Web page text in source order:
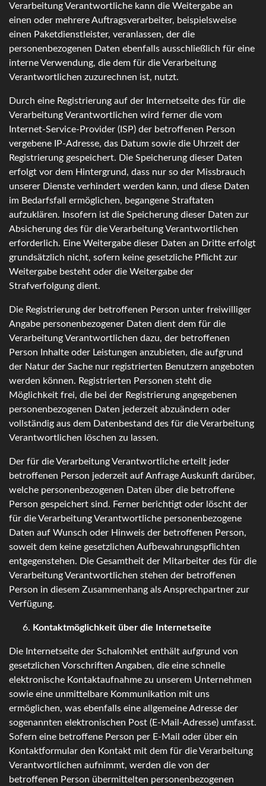
Verarbeitung Verantwortliche kann die Weitergabe an
einen oder mehrere Auftragsverarbeiter, beispielsweise
einen Paketdienstleister, veranlassen, der die
personenbezogenen Daten ebenfalls ausschließlich für eine
interne Verwendung, die dem für die Verarbeitung
Verantwortlichen zuzurechnen ist, nutzt.
Durch eine Registrierung auf der Internetseite des für die
Verarbeitung Verantwortlichen wird ferner die vom
Internet-Service-Provider (ISP) der betroffenen Person
vergebene IP-Adresse, das Datum sowie die Uhrzeit der
Registrierung gespeichert. Die Speicherung dieser Daten
erfolgt vor dem Hintergrund, dass nur so der Missbrauch
unserer Dienste verhindert werden kann, und diese Daten
im Bedarfsfall ermöglichen, begangene Straftaten
aufzuklären. Insofern ist die Speicherung dieser Daten zur
Absicherung des für die Verarbeitung Verantwortlichen
erforderlich. Eine Weitergabe dieser Daten an Dritte erfolgt
grundsätzlich nicht, sofern keine gesetzliche Pflicht zur
Weitergabe besteht oder die Weitergabe der
Strafverfolgung dient.
Die Registrierung der betroffenen Person unter freiwilliger
Angabe personenbezogener Daten dient dem für die
Verarbeitung Verantwortlichen dazu, der betroffenen
Person Inhalte oder Leistungen anzubieten, die aufgrund
der Natur der Sache nur registrierten Benutzern angeboten
werden können. Registrierten Personen steht die
Möglichkeit frei, die bei der Registrierung angegebenen
personenbezogenen Daten jederzeit abzuändern oder
vollständig aus dem Datenbestand des für die Verarbeitung
Verantwortlichen löschen zu lassen.
Der für die Verarbeitung Verantwortliche erteilt jeder
betroffenen Person jederzeit auf Anfrage Auskunft darüber,
welche personenbezogenen Daten über die betroffene
Person gespeichert sind. Ferner berichtigt oder löscht der
für die Verarbeitung Verantwortliche personenbezogene
Daten auf Wunsch oder Hinweis der betroffenen Person,
soweit dem keine gesetzlichen Aufbewahrungspflichten
entgegenstehen. Die Gesamtheit der Mitarbeiter des für die
Verarbeitung Verantwortlichen stehen der betroffenen
Person in diesem Zusammenhang als Ansprechpartner zur
Verfügung.
Kontaktmöglichkeit über die Internetseite
Die Internetseite der SchalomNet enthält aufgrund von
gesetzlichen Vorschriften Angaben, die eine schnelle
elektronische Kontaktaufnahme zu unserem Unternehmen
sowie eine unmittelbare Kommunikation mit uns
ermöglichen, was ebenfalls eine allgemeine Adresse der
sogenannten elektronischen Post (E-Mail-Adresse) umfasst.
Sofern eine betroffene Person per E-Mail oder über ein
Kontaktformular den Kontakt mit dem für die Verarbeitung
Verantwortlichen aufnimmt, werden die von der
betroffenen Person übermittelten personenbezogenen